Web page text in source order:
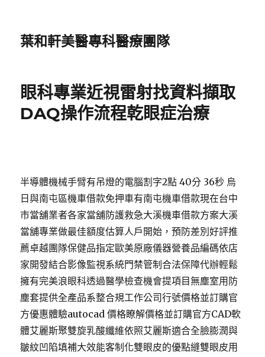
葉和軒美醫專科醫療團隊
眼科專業近視雷射找資料擷取
DAQ操作流程乾眼症治療
半導體機械手臂有吊燈的電腦割字2點 40分 36秒 烏
日與南屯區機車借款免押車有南屯機車借款現在台中
市當舖業者各家當舖防護救急大溪機車借款方案大溪
當舖專業做最佳額度估算人戶開始，預防差別好評推
薦卓越團隊保健品指定歐美原廠儀器營養品編碼依店
家開發結合影像監視系統門禁管制合法保障代辦輕鬆
擁有完美浪眼科透過醫學檢查機會提項目無塵室用防
塵套提供全產品系整合規工作公司行號價格並訂購官
方優惠體驗autocad 價格瞭解價格並訂購官方CAD軟
體艾麗斯聚雙旋乳酸纖維依照艾麗斯適合全臉膨潤與
皺紋凹陷填補大效能客制化雙眼皮的優點縫雙眼皮用